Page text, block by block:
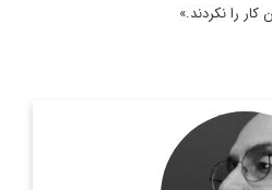
کار را نکردند.»
نگار مشهور لبناني ويكي از ستون